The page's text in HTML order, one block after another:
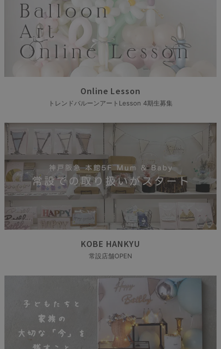
Online Lesson
トレンドバルーンアートLesson 4期生募集
KOBE HANKYU
常設店舗OPEN